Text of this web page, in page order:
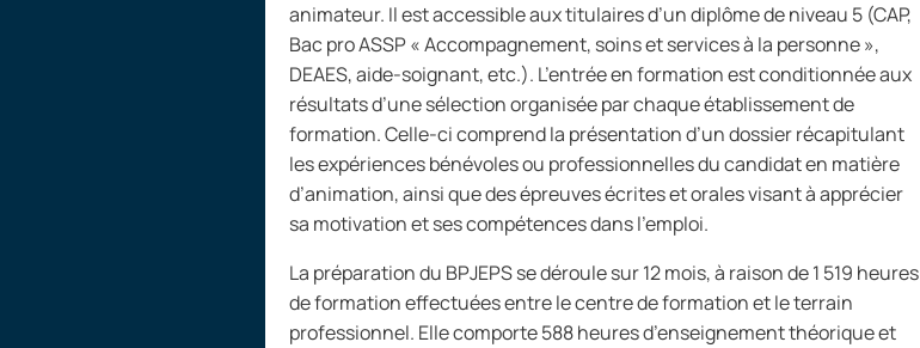
animateur. Il est accessible aux titulaires d’un diplôme de niveau 5 (CAP,
Bac pro ASSP «Accompagnement, soins et services à la personne»,
DEAES, aide-soignant, etc.). L’entrée en formation est conditionnée aux
résultats d’une sélection organisée par chaque établissement de
formation. Celle-ci comprend la présentation d’un dossier récapitulant
les expériences bénévoles ou professionnelles du candidat en matière
d’animation, ainsi que des épreuves écrites et orales visant à apprécier
sa motivation et ses compétences dans l’emploi.
La préparation du BPJEPS se déroule sur 12mois, à raison de 1 519 heures
de formation effectuées entre le centre de formation et le terrain
professionnel. Elle comporte 588heures d’enseignement théorique et